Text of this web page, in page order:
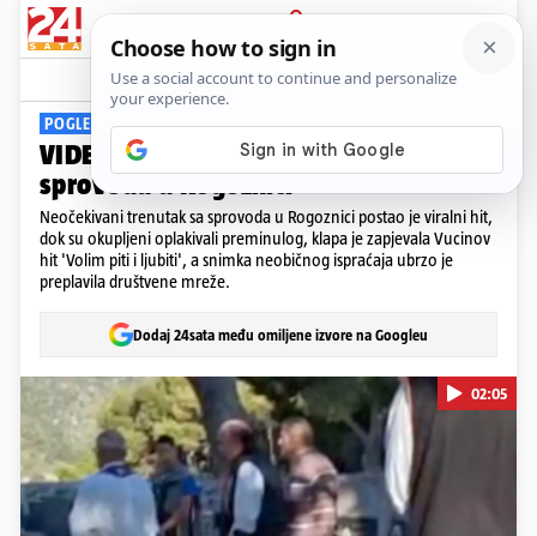
PRIJAVA
Viral Komentari
POGLEDAJTE VIDEO:
VIDEO Tuga, pjesma i Vucin hit na
sprovodu u Rogoznici
Neočekivani trenutak sa sprovoda u Rogoznici postao je viralni hit,
dok su okupljeni oplakivali preminulog, klapa je zapjevala Vucinov
hit 'Volim piti i ljubiti', a snimka neobičnog ispraćaja ubrzo je
preplavila društvene mreže.
Dodaj 24sata među omiljene izvore na Googleu
02:05